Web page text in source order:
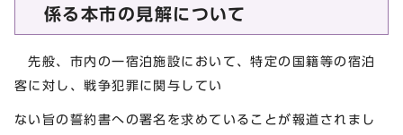
係る本市の見解について
先般、市内の一宿泊施設において、特定の国籍等の宿泊
客に対し、戦争犯罪に関与してい
ない旨の誓約書への署名を求めていることが報道されまし